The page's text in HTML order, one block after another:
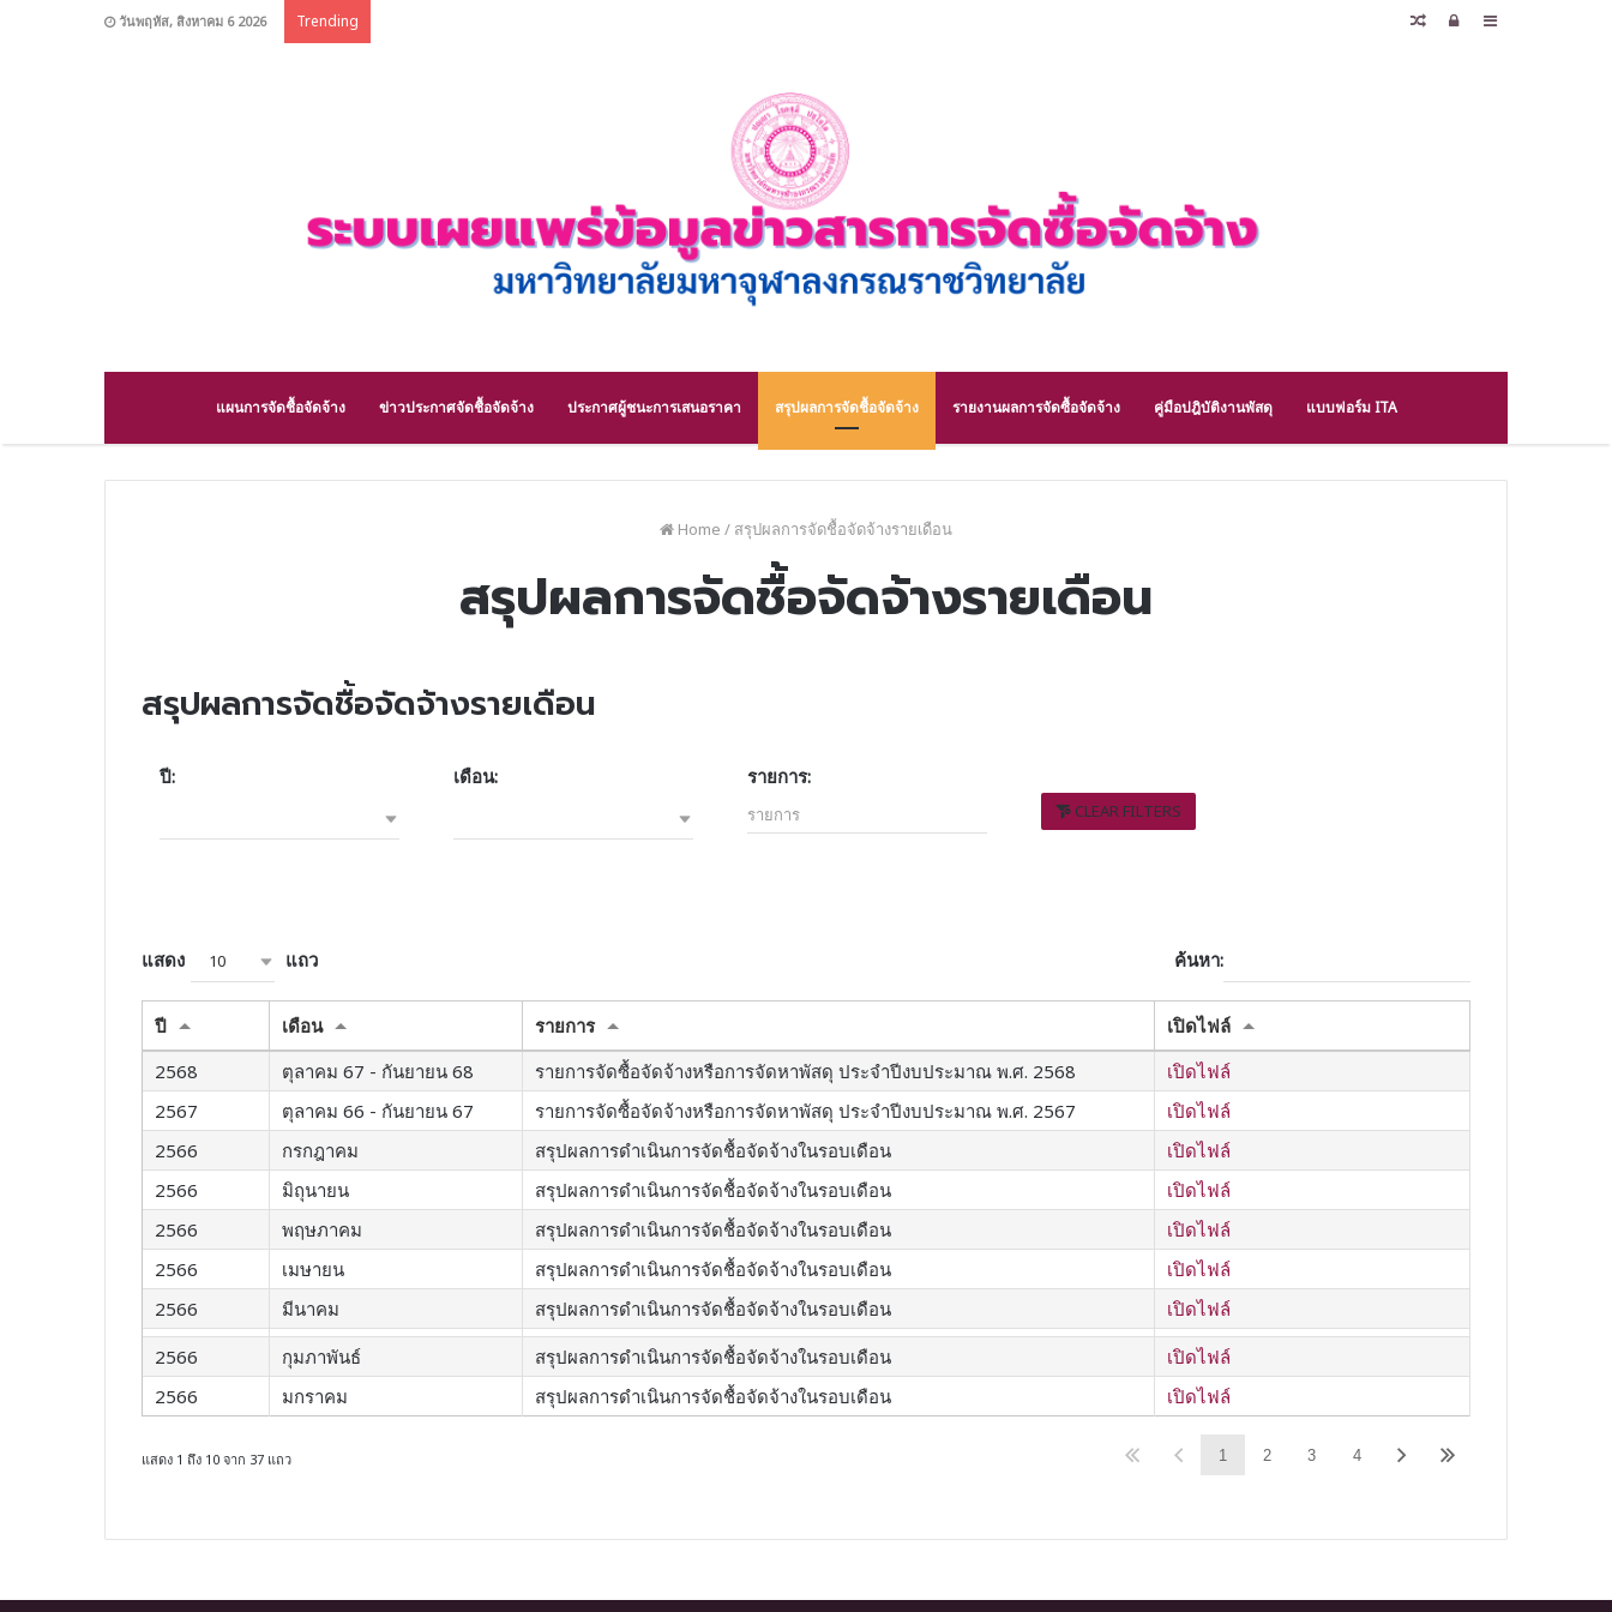
วันพฤหัส, สิงหาคม 6 2026 Trending Sidebar
Log
Random
แผนการจัดชื้อจัดจ้าง ข่าวประกาศจัดชื้อจัดจ้าง ประกาศผู้ชนะการเสนอราคา สรุปผลการจัดชื้อจัดจ้าง รายงานผลการจัดซื้อจัดจ้าง คู่มือปฎิบัติงานพัสดุ แบบฟอร์ม ITA
Home / สรุปผลการจัดชื้อจัดจ้างรายเดือน
สรุปผลการจัดชื้อจัดจ้างรายเดือน
สรุปผลการจัดชื้อจัดจ้างรายเดือน
ปี: เดือน: รายการ:
CLEAR FILTERS
แสดง 10 แถว ค้นหา:
ปี เดือน รายการ
เปิดไฟล์
2568
ตุลาคม 67 - กันยายน 68 รายการจัดซื้อจัดจ้างหรือการจัดหาพัสดุ ประจำปีงบประมาณ พ.ศ. 2568
เปิดไฟล์
2567
ตุลาคม 66 - กันยายน 67 รายการจัดซื้อจัดจ้างหรือการจัดหาพัสดุ ประจำปีงบประมาณ พ.ศ. 2567
เปิดไฟล์
2566
กรกฎาคม สรุปผลการดำเนินการจัดชื้อจัดจ้างในรอบเดือน
เปิดไฟล์
2566
มิถุนายน สรุปผลการดำเนินการจัดชื้อจัดจ้างในรอบเดือน
เปิดไฟล์
2566
พฤษภาคม สรุปผลการดำเนินการจัดชื้อจัดจ้างในรอบเดือน
เปิดไฟล์
2566
เมษายน สรุปผลการดำเนินการจัดชื้อจัดจ้างในรอบเดือน
เปิดไฟล์
2566
มีนาคม สรุปผลการดำเนินการจัดชื้อจัดจ้างในรอบเดือน
เปิดไฟล์
2566
กุมภาพันธ์ สรุปผลการดำเนินการจัดชื้อจัดจ้างในรอบเดือน
เปิดไฟล์
2566
มกราคม สรุปผลการดำเนินการจัดชื้อจัดจ้างในรอบเดือน เปิดไฟล์
แสดง 1 ถึง 10 จาก 37 แถว 1 2 3 4